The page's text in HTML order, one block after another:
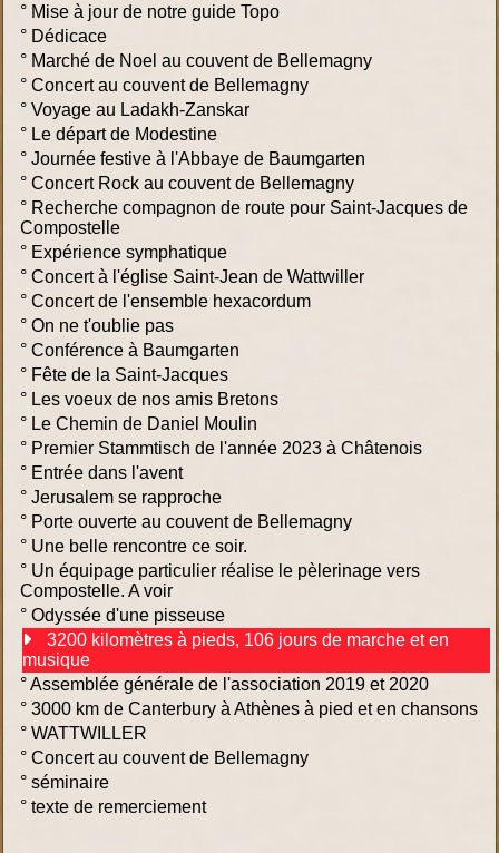
° Mise à jour de notre guide Topo
° Dédicace
° Marché de Noel au couvent de Bellemagny
° Concert au couvent de Bellemagny
° Voyage au Ladakh-Zanskar
° Le départ de Modestine
° Journée festive à l'Abbaye de Baumgarten
° Concert Rock au couvent de Bellemagny
° Recherche compagnon de route pour Saint-Jacques de
Compostelle
° Expérience symphatique
° Concert à l'église Saint-Jean de Wattwiller
° Concert de l'ensemble hexacordum
° On ne t'oublie pas
° Conférence à Baumgarten
° Fête de la Saint-Jacques
° Les voeux de nos amis Bretons
° Le Chemin de Daniel Moulin
° Premier Stammtisch de l'année 2023 à Châtenois
° Entrée dans l'avent
° Jerusalem se rapproche
° Porte ouverte au couvent de Bellemagny
° Une belle rencontre ce soir.
° Un équipage particulier réalise le pèlerinage vers
Compostelle. A voir
° Odyssée d'une pisseuse
3200 kilomètres à pieds, 106 jours de marche et en
musique
°Assemblée générale de l'association 2019 et 2020
° 3000 km de Canterbury à Athènes à pied et en chansons
° WATTWILLER
° Concert au couvent de Bellemagny
° séminaire
° texte de remerciement